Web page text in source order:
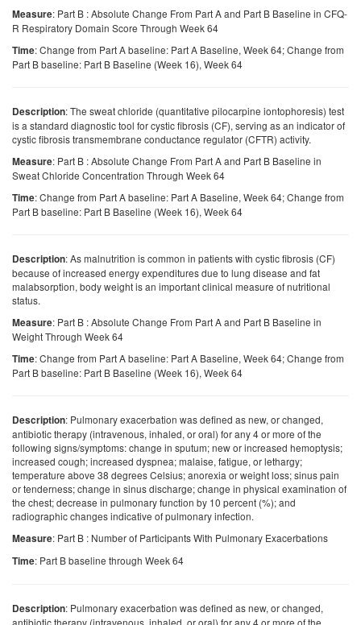
Measure: Part B : Absolute Change From Part A and Part B Baseline in CFQ-
R Respiratory Domain Score Through Week 64
Time: Change from Part A baseline: Part A Baseline, Week 64; Change from
Part B baseline: Part B Baseline (Week 16), Week 64
Description: The sweat chloride (quantitative pilocarpine iontophoresis) test
is a standard diagnostic tool for cystic fibrosis (CF), serving as an indicator of
cystic fibrosis transmembrane conductance regulator (CFTR) activity.
Measure: Part B : Absolute Change From Part A and Part B Baseline in
Sweat Chloride Concentration Through Week 64
Time: Change from Part A baseline: Part A Baseline, Week 64; Change from
Part B baseline: Part B Baseline (Week 16), Week 64
Description: As malnutrition is common in patients with cystic fibrosis (CF)
because of increased energy expenditures due to lung disease and fat
malabsorption, body weight is an important clinical measure of nutritional
status.
Measure: Part B : Absolute Change From Part A and Part B Baseline in
Weight Through Week 64
Time: Change from Part A baseline: Part A Baseline, Week 64; Change from
Part B baseline: Part B Baseline (Week 16), Week 64
Description: Pulmonary exacerbation was defined as new, or changed,
antibiotic therapy (intravenous, inhaled, or oral) for any 4 or more of the
following signs/symptoms: change in sputum; new or increased hemoptysis;
increased cough; increased dyspnea; malaise, fatigue, or lethargy;
temperature above 38 degrees Celsius; anorexia or weight loss; sinus pain
or tenderness; change in sinus discharge; change in physical examination of
the chest; decrease in pulmonary function by 10 percent (%); and
radiographic changes indicative of pulmonary infection.
Measure: Part B : Number of Participants With Pulmonary Exacerbations
Time: Part B baseline through Week 64
Description: Pulmonary exacerbation was defined as new, or changed,